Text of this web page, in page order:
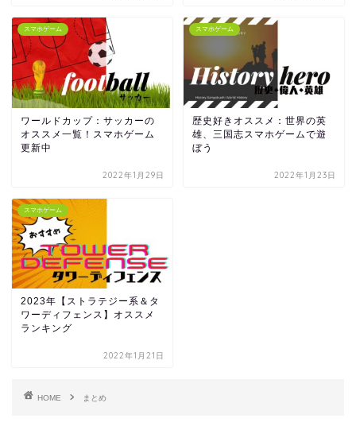
スマホゲーム
ワールドカップ：サッカーの
オススメ一覧！スマホゲーム
更新中
2022年1月29日
スマホゲーム
歴史好きオススメ：世界の英
雄、三国志スマホゲームで遊
ぼう
2022年1月23日
スマホゲーム
2023年【ストラテジー系＆タ
ワーディフェンス】オススメ
ランキング
2022年1月21日
HOME まとめ